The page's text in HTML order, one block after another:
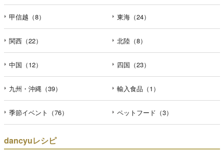
甲信越（8） 東海（24）
関西（22） 北陸（8）
中国（12） 四国（23）
九州・沖縄（39） 輸入食品（1）
季節イベント（76） ペットフード（3）
dancyuレシピ